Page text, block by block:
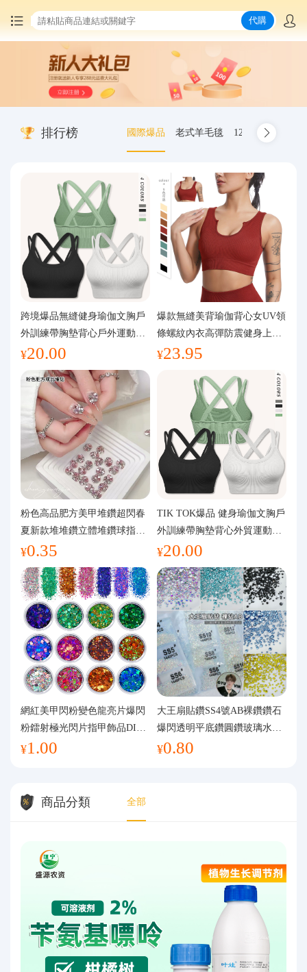
中國商品代購
集運服務
最新公告
物流資訊
代購問答
關於我們
代購
排行榜 國際爆品 老式羊毛毯 12.00-20 truck
跨境爆品無縫健身瑜伽文胸戶
外訓練帶胸墊背心戶外運動瑜
伽服女
¥20.00
爆款無縫美背瑜伽背心女UV領
條螺紋內衣高彈防震健身上裝
運動文胸
¥23.95
粉色高品肥方美甲堆鑽超閃春
夏新款堆堆鑽立體堆鑽球指甲
裝飾品
¥0.35
TIK TOK爆品 健身瑜伽文胸戶
外訓練帶胸墊背心外貿運動瑜
伽服女
¥20.00
網紅美甲閃粉變色龍亮片爆閃
粉鐳射極光閃片指甲飾品DIY
手工流麻
¥1.00
大王扇貼鑽SS4號AB裸鑽鑽石
爆閃透明平底鑽圓鑽玻璃水鑽
美甲鑽飾
¥0.80
商品分類 全部